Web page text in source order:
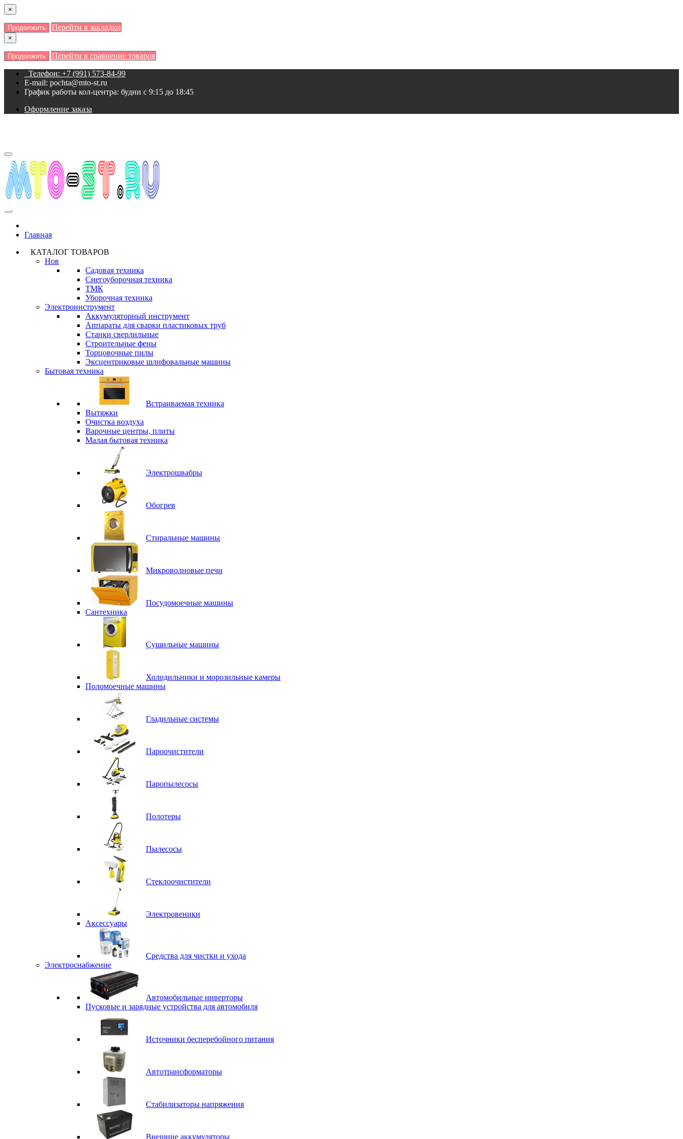
×
Продолжить Перейти в закладки
×
Продолжить Перейти в сравнение товаров
Телефон: +7 (991) 573-84-99
E-mail: pochta@mto-st.ru
График работы кол-центра: будни с 9:15 до 18:45
Оформление заказа
Главная
КАТАЛОГ ТОВАРОВ
Нов
Садовая техника
Снегоуборочная техника
ТМК
Уборочная техника
Электроинструмент
Аккумуляторный инструмент
Аппараты для сварки пластиковых труб
Станки сверлильные
Строительные фены
Торцовочные пилы
Эксцентриковые шлифовальные машины
Бытовая техника
Встраиваемая техника
Вытяжки
Очистка воздуха
Варочные центры, плиты
Малая бытовая техника
Электрошвабры
Обогрев
Стиральные машины
Микроволновые печи
Посудомоечные машины
Сантехника
Сушильные машины
Холодильники и морозильные камеры
Поломоечные машины
Гладильные системы
Пароочистители
Паропылесосы
Полотеры
Пылесосы
Стеклоочистители
Электровеники
Аксессуары
Средства для чистки и ухода
Электроснабжение
Автомобильные инверторы
Пусковые и зарядные устройства для автомобиля
Источники бесперебойного питания
Автотрансформаторы
Стабилизаторы напряжения
Внешние аккумуляторы